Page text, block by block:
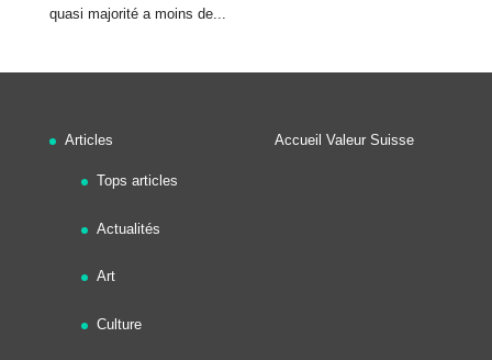
quasi majorité a moins de...
Articles
Tops articles
Actualités
Art
Culture
Accueil Valeur Suisse